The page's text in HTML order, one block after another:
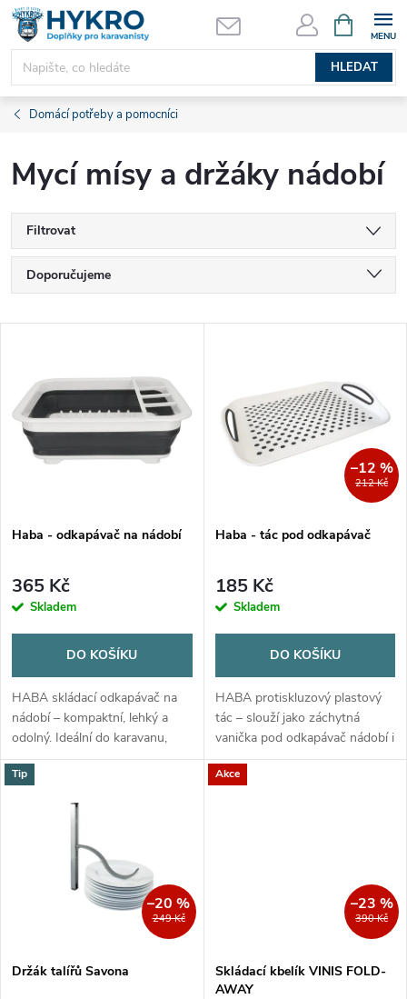
Přejít
obsah
HLEDAT
NÁKUPNÍ
KOŠÍK
Domácí potřeby a pomocníci
Mycí mísy a držáky nádobí
Filtrovat
Ř
a
e
n
p
r
o
d
u
k
Doporučujeme
Nejprodávanější
Abecedně
ý
p
s
p
r
d
u
k
Haba - odkapávač na nádobí
365 Kč
Skladem
DO KOŠÍKU
HABA skládací odkapávač na
nádobí – kompaktní, lehký a
odolný. Ideální do karavanu,
obytného vozu i na loď. Pojme
příbory, sklenice i talíře
212 Kč
–12 %
Haba - tác pod odkapávač
185 Kč
Skladem
DO KOŠÍKU
HABA protiskluzový plastový
tác – slouží jako záchytná
vanička pod odkapávač nádobí i
jako servírovací tác. Kompaktní,
odolný a snadno omyvatelný.
Tip
249 Kč
–20 %
Držák talířů Savona
Akce
390 Kč
–23 %
Skládací kbelík VINIS FOLD-
AWAY